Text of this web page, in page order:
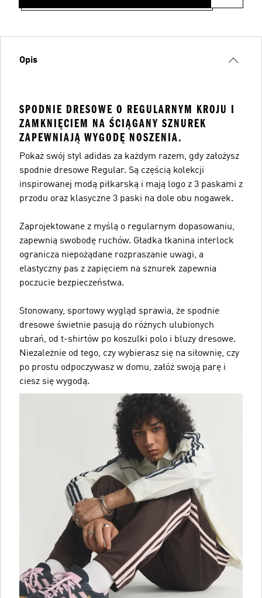
Opis
SPODNIE DRESOWE O REGULARNYM KROJU I
ZAMKNIĘCIEM NA ŚCIĄGANY SZNUREK
ZAPEWNIAJĄ WYGODĘ NOSZENIA.
Pokaż swój styl adidas za każdym razem, gdy założysz
spodnie dresowe Regular. Są częścią kolekcji
inspirowanej modą piłkarską i mają logo z 3 paskami z
przodu oraz klasyczne 3 paski na dole obu nogawek.
Zaprojektowane z myślą o regularnym dopasowaniu,
zapewnią swobodę ruchów. Gładka tkanina interlock
ogranicza niepożądane rozpraszanie uwagi, a
elastyczny pas z zapięciem na sznurek zapewnia
poczucie bezpieczeństwa.
Stonowany, sportowy wygląd sprawia, że spodnie
dresowe świetnie pasują do różnych ulubionych
ubrań, od t-shirtów po koszulki polo i bluzy dresowe.
Niezależnie od tego, czy wybierasz się na siłownię, czy
po prostu odpoczywasz w domu, załóż swoją parę i
ciesz się wygodą.